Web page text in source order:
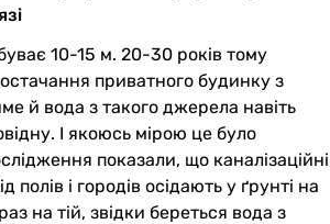
10-15 м. 20-30 років тому
приватного будинку з
й вода з такого джерела навіть
І якоюсь мірою це було
показали, що каналізаційні
полів і городів осідають у ґрунті на
на тій, звідки береться вода з